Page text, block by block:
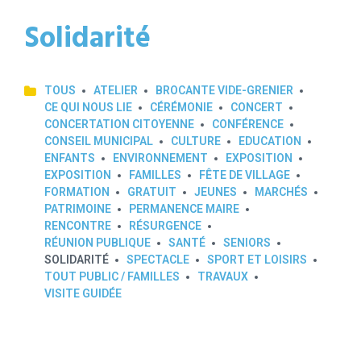
Solidarité
TOUS ATELIER
BROCANTE VIDE-GRENIER
CE QUI NOUS LIE
CÉRÉMONIE
CONCERT
CONCERTATION CITOYENNE
CONFÉRENCE
CONSEIL MUNICIPAL
CULTURE
EDUCATION
ENFANTS
ENVIRONNEMENT
EXPOSITION
EXPOSITION
FAMILLES
FÊTE DE VILLAGE
FORMATION
GRATUIT JEUNES
MARCHÉS
PATRIMOINE
PERMANENCE MAIRE
RENCONTRE
RÉSURGENCE
RÉUNION PUBLIQUE
SANTÉ
SENIORS
SOLIDARITÉ
SPECTACLE
SPORT ET LOISIRS
TOUT PUBLIC / FAMILLES
TRAVAUX
VISITE GUIDÉE